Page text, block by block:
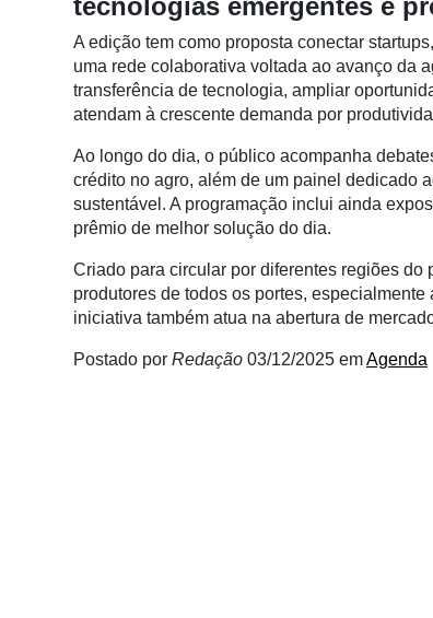
Precisão
Automação
Robótica
Conectividade
Commerce
tecnologias emergentes e
A edição tem como proposta conectar
uma rede colaborativa voltada ao avanço da
transferência de tecnologia, ampliar
atendam à crescente demanda por
Ao longo do dia, o público acompanha
crédito no agro, além de um painel dedicado
sustentável. A programação inclui ainda
prêmio de melhor solução do dia.
Criado para circular por diferentes regiões do
produtores de todos os portes,
iniciativa também atua na abertura de
Postado por Redação 03/12/2025 emAgenda